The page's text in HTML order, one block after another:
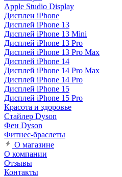
Apple Studio Display
Дисплеи iPhone
Дисплей iPhone 13
Дисплей iPhone 13 Mini
Дисплей iPhone 13 Pro
Дисплей iPhone 13 Pro Max
Дисплей iPhone 14
Дисплей iPhone 14 Pro Max
Дисплей iPhone 14 Pro
Дисплей iPhone 15
Дисплей iPhone 15 Pro
Красота и здоровье
Стайлер Dyson
Фен Dyson
Фитнес-браслеты
О магазине
О компании
Отзывы
Контакты